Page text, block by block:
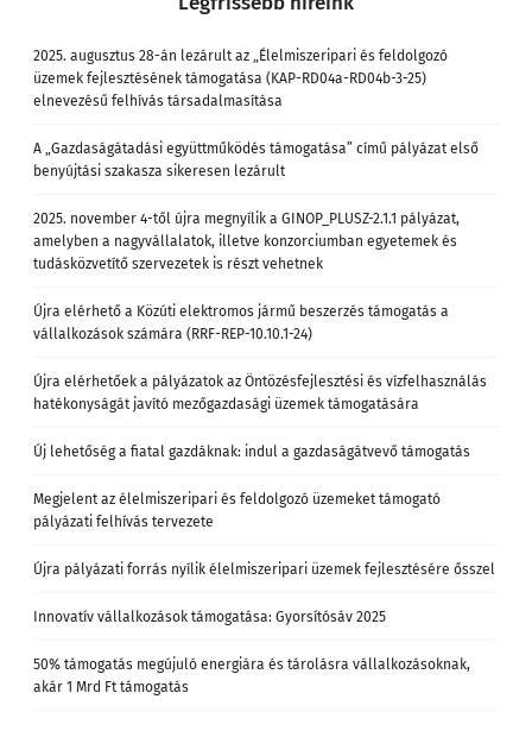
2025. augusztus 28-án lezárult az „Élelmiszeripari és feldolgozó
üzemek fejlesztésének támogatása (KAP-RD04a-RD04b-3-25)
elnevezésű felhívás társadalmasítása
A „Gazdaságátadási együttműködés támogatása” című pályázat első
benyújtási szakasza sikeresen lezárult
2025. november 4-től újra megnyílik a GINOP_PLUSZ-2.1.1 pályázat,
amelyben a nagyvállalatok, illetve konzorciumban egyetemek és
tudásközvetítő szervezetek is részt vehetnek
Újra elérhető a Közúti elektromos jármű beszerzés támogatás a
vállalkozások számára (RRF-REP-10.10.1-24)
Újra elérhetőek a pályázatok az Öntözésfejlesztési és vízfelhasználás
hatékonyságát javító mezőgazdasági üzemek támogatására
Új lehetőség a fiatal gazdáknak: indul a gazdaságátvevő támogatás
Megjelent az élelmiszeripari és feldolgozó üzemeket támogató
pályázati felhívás tervezete
Újra pályázati forrás nyílik élelmiszeripari üzemek fejlesztésére ősszel
Innovatív vállalkozások támogatása: Gyorsítósáv 2025
50% támogatás megújuló energiára és tárolásra vállalkozásoknak,
akár 1 Mrd Ft támogatás